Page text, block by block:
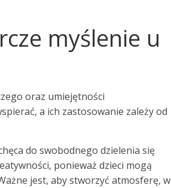
myślenie u
oraz umiejętności
a ich zastosowanie zależy od
do swobodnego dzielenia się
ponieważ dzieci mogą
jest, aby stworzyć atmosferę, w